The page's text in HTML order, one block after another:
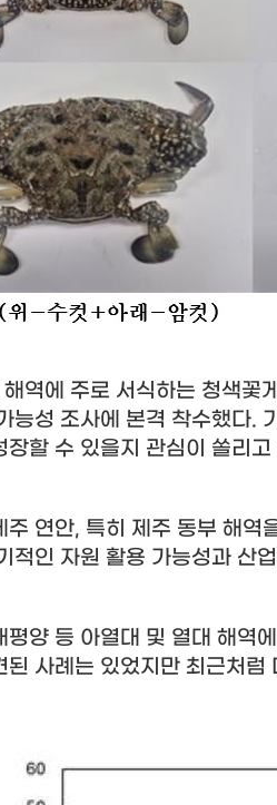
역에 주로 서식하는 청색꽃
능성 조사에 본격 착수했다.
할 수 있을지 관심이 쏠리고
주 연안, 특히 제주 동부 해역
적인 자원 활용 가능성과 산
평양 등 아열대 및 열대 해역
된 사례는 있었지만 최근처